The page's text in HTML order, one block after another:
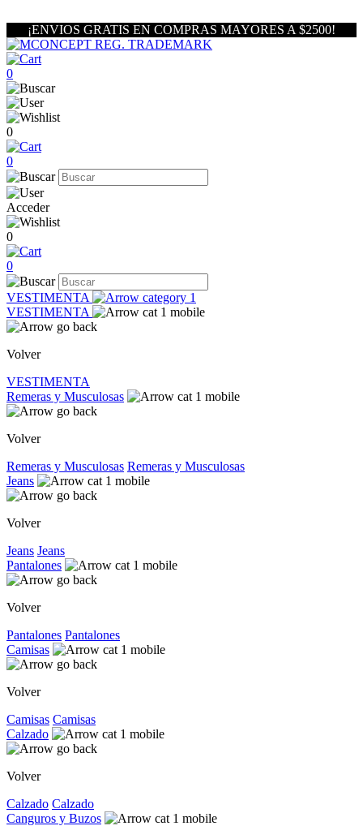
¡ENVIOS GRATIS EN COMPRAS MAYORES A $2500!
0
0
0
Acceder
0
0
VESTIMENTA
VESTIMENTA
Volver
VESTIMENTA
Remeras y Musculosas
Volver
Remeras y Musculosas Remeras y Musculosas
Jeans
Volver
Jeans Jeans
Pantalones
Volver
Pantalones Pantalones
Camisas
Volver
Camisas Camisas
Calzado
Volver
Calzado Calzado
Canguros y Buzos